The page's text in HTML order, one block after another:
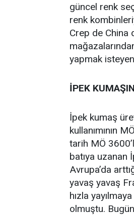
güncel renk
renk
Crep de China
yapmak
İPEK
İpek kumaş
kullanımının
tarih MÖ
batıya uzanan
Avrupa’da
yavaş yavaş
hızla
olmuştu.